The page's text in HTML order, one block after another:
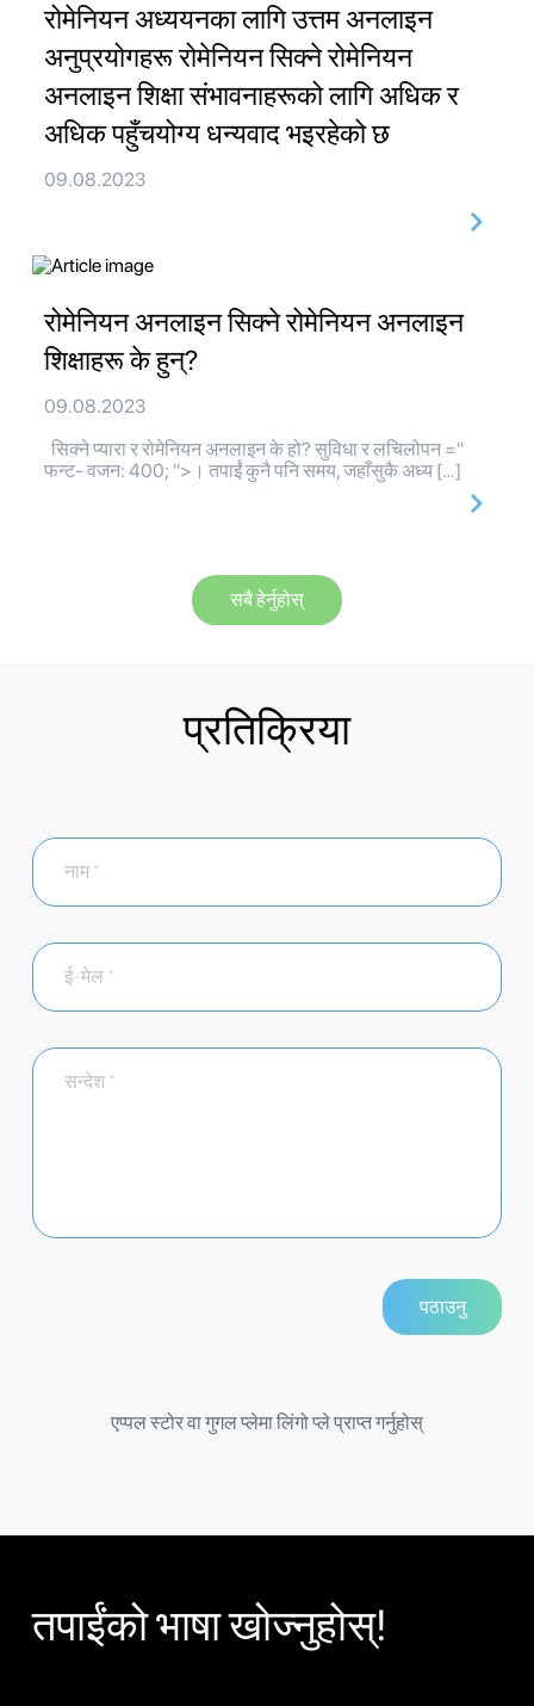
रोमेनियन अध्ययनका लागि उत्तम अनलाइन
अनुप्रयोगहरू रोमेनियन सिक्ने रोमेनियन
अनलाइन शिक्षा संभावनाहरूको लागि अधिक र
अधिक पहुँचयोग्य धन्यवाद भइरहेको छ
09.08.2023
रोमेनियन अनलाइन सिक्ने रोमेनियन अनलाइन
शिक्षाहरू के हुन्?
09.08.2023
सिक्ने प्यारा र रोमेनियन अनलाइन के हो? सुविधा र लचिलोपन ="
फन्ट- वजन: 400; ">। तपाईं कुनै पनि समय, जहाँसुकै अध्य […]
सबै हेर्नुहोस्
प्रतिक्रिया
एप्पल स्टोर वा गुगल प्लेमा लिंगो प्ले प्राप्त गर्नुहोस्
तपाईंको भाषा खोज्नुहोस्!